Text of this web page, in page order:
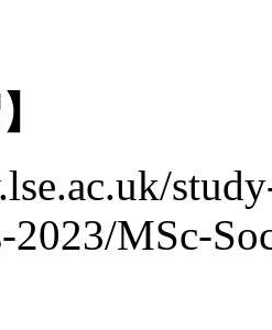
】
2023/MSc-